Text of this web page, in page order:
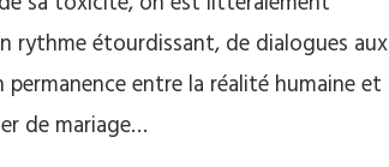
rythme étourdissant, de dialogues aux
entre la réalité humaine et
de mariage…